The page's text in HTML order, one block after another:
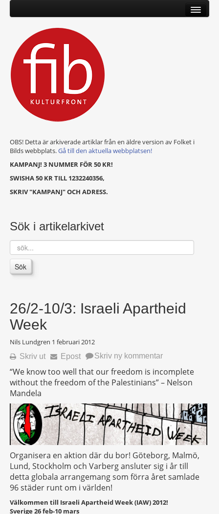
OBS! Detta är arkiverade artiklar från en äldre version av Folket i
Bilds webbplats.Gå till den aktuella webbplatsen!
KAMPANJ! 3 NUMMER FÖR 50 KR!
SWISHA 50 KR TILL 1232240356,
SKRIV "KAMPANJ" OCH ADRESS.
Sök i artikelarkivet
sök...
Sök
26/2-10/3: Israeli Apartheid
Week
Nils Lundgren 1 februari 2012
Skriv ut Epost Skriv ny kommentar
“We know too well that our freedom is incomplete
without the freedom of the Palestinians” – Nelson
Mandela
Organisera en aktion där du bor! Göteborg, Malmö,
Lund, Stockholm och Varberg ansluter sig i år till
detta globala arrangemang som förra året samlade
96 städer runt om i världen!
Välkommen till Israeli Apartheid Week (IAW) 2012!
Sverige 26 feb-10 mars